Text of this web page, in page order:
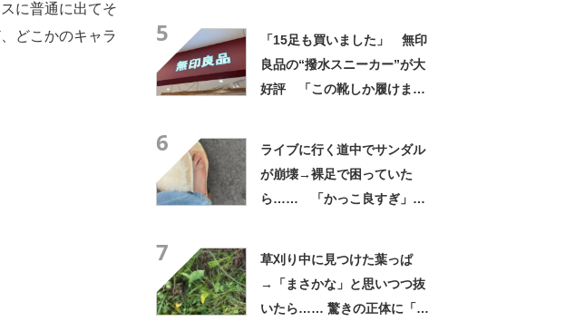
に普通に出てそ
どこかのキャラ
5
「15足も買いました」 無印
良品の“撥水スニーカー”が大
好評 「この靴しか履けませ
6
ライブに行く道中でサンダル
が崩壊→裸足で困っていた
ら…… 「かっこ良すぎ」ま
7
草刈り中に見つけた葉っぱ
→「まさかな」と思いつつ抜
いたら…… 驚きの正体に「お